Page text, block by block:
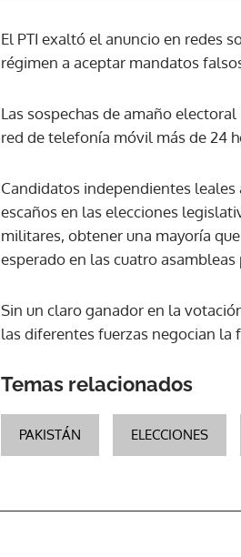
El PTI exaltó el anuncio en redes
régimen a aceptar mandatos
Las sospechas de amaño
red de telefonía móvil más de 24
Candidatos independientes
escaños en las elecciones
militares, obtener una mayoría
esperado en las cuatro asambleas
Sin un claro ganador en la
las diferentes fuerzas negocian la
Temas relacionados
PAKISTÁN ELECCIONES